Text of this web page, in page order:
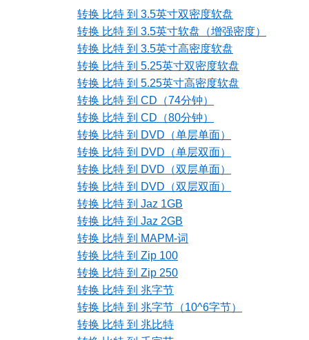
转换 比特 到 3.5英寸双密度软盘
转换 比特 到 3.5英寸软盘（增强密度）
转换 比特 到 3.5英寸高密度软盘
转换 比特 到 5.25英寸双密度软盘
转换 比特 到 5.25英寸高密度软盘
转换 比特 到 CD（74分钟）
转换 比特 到 CD（80分钟）
转换 比特 到 DVD（单层单面）
转换 比特 到 DVD（单层双面）
转换 比特 到 DVD（双层单面）
转换 比特 到 DVD（双层双面）
转换 比特 到 Jaz 1GB
转换 比特 到 Jaz 2GB
转换 比特 到 MAPM-词
转换 比特 到 Zip 100
转换 比特 到 Zip 250
转换 比特 到 兆字节
转换 比特 到 兆字节（10^6字节）
转换 比特 到 兆比特